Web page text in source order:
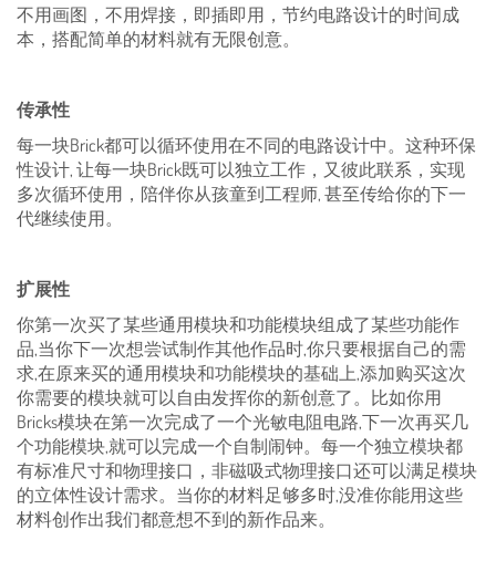
不用画图，不用焊接，即插即用，节约电路设计的时间成
本，搭配简单的材料就有无限创意。
传承性
每一块Brick都可以循环使用在不同的电路设计中。这种环保
性设计, 让每一块Brick既可以独立工作，又彼此联系，实现
多次循环使用，陪伴你从孩童到工程师, 甚至传给你的下一
代继续使用。
扩展性
你第一次买了某些通用模块和功能模块组成了某些功能作
品,当你下一次想尝试制作其他作品时,你只要根据自己的需
求,在原来买的通用模块和功能模块的基础上,添加购买这次
你需要的模块就可以自由发挥你的新创意了。比如你用
Bricks模块在第一次完成了一个光敏电阻电路,下一次再买几
个功能模块,就可以完成一个自制闹钟。每一个独立模块都
有标准尺寸和物理接口，非磁吸式物理接口还可以满足模块
的立体性设计需求。当你的材料足够多时,没准你能用这些
材料创作出我们都意想不到的新作品来。